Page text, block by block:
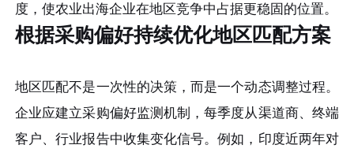
度，使农业出海企业在地区竞争中占据更稳固的位置。
根据采购偏好持续优化地区匹配方案
地区匹配不是一次性的决策，而是一个动态调整过程。
企业应建立采购偏好监测机制，每季度从渠道商、终端
客户、行业报告中收集变化信号。例如，印度近两年对